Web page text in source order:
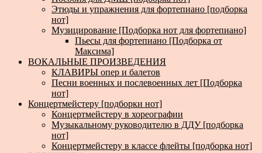
Этюды и упражнения для фортепиано [подборка
нот]
Музицирование [Подборка нот для фортепиано]
Пьесы для фортепиано [Подборка от
Максима]
ВОКАЛЬНЫЕ ПРОИЗВЕДЕНИЯ
КЛАВИРЫ опер и балетов
Песни военных и послевоенных лет [Подборка
нот]
Концертмейстеру [подборки нот]
Концертмейстеру в хореографии
Музыкальному руководителю в ДДУ [подборка
нот]
Концертмейстеру в классе флейты [подборка нот]